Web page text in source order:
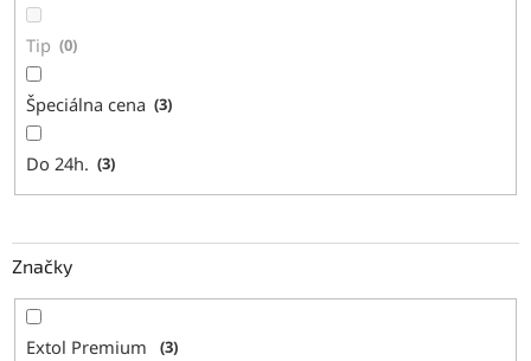
Tip 0
Špeciálna cena 3
Do 24h. 3
Značky
Extol Premium 3